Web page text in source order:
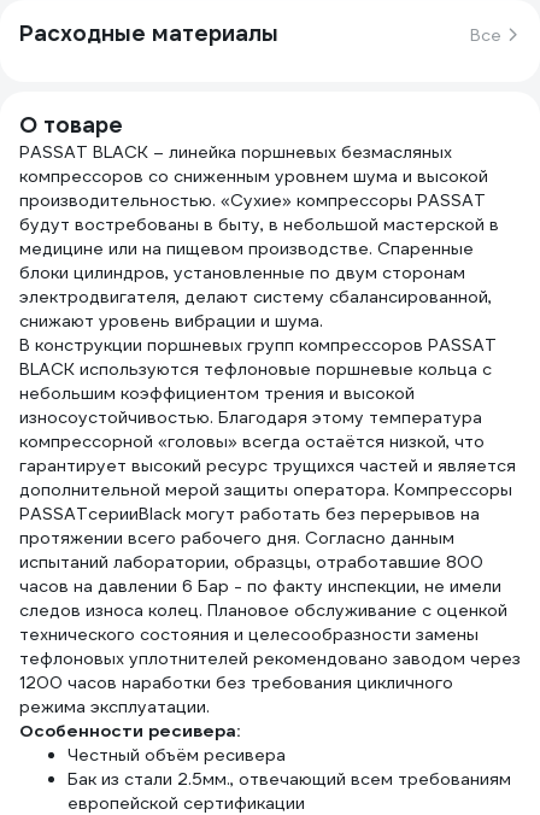
Расходные материалы Все
О товаре
PASSAT BLACK – линейка поршневых безмасляных
компрессоров со сниженным уровнем шума и высокой
производительностью. «Сухие» компрессоры PASSAT
будут востребованы в быту, в небольшой мастерской в
медицине или на пищевом производстве. Спаренные
блоки цилиндров, установленные по двум сторонам
электродвигателя, делают систему сбалансированной,
снижают уровень вибрации и шума.
В конструкции поршневых групп компрессоров PASSAT
BLACK используются тефлоновые поршневые кольца с
небольшим коэффициентом трения и высокой
износоустойчивостью. Благодаря этому температура
компрессорной «головы» всегда остаётся низкой, что
гарантирует высокий ресурс трущихся частей и является
дополнительной мерой защиты оператора. Компрессоры
PASSATсерииBlack могут работать без перерывов на
протяжении всего рабочего дня. Согласно данным
испытаний лаборатории, образцы, отработавшие 800
часов на давлении 6 Бар - по факту инспекции, не имели
следов износа колец. Плановое обслуживание с оценкой
технического состояния и целесообразности замены
тефлоновых уплотнителей рекомендовано заводом через
1200 часов наработки без требования цикличного
режима эксплуатации.
Особенности ресивера:
Честный объём ресивера
Бак из стали 2.5мм., отвечающий всем требованиям
европейской сертификации